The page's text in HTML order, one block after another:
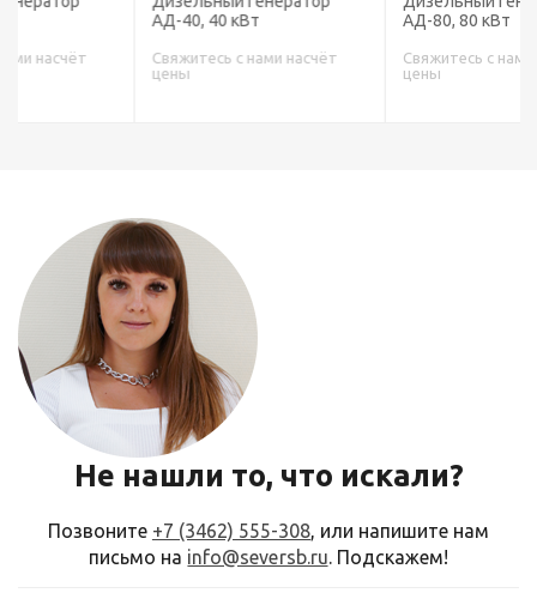
Свяжитесь с нами насчёт
Свяжитесь с нами насчёт
Не нашли то, что искали?
Позвоните +7 (3462) 555-308, или напишите нам
письмо на info@seversb.ru. Подскажем!